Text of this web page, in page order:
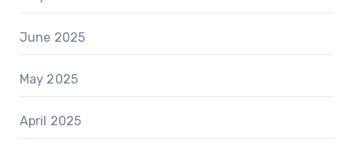
June 2025
May 2025
April 2025